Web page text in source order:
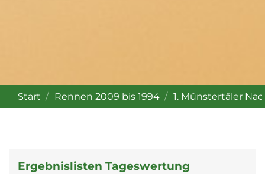
Start Rennen 2009 bis 1994 1. Münstertäler
Ergebnislisten Tageswertung